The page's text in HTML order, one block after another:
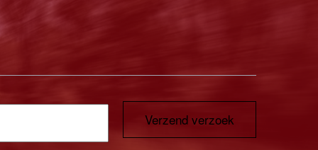
Verzend verzoek